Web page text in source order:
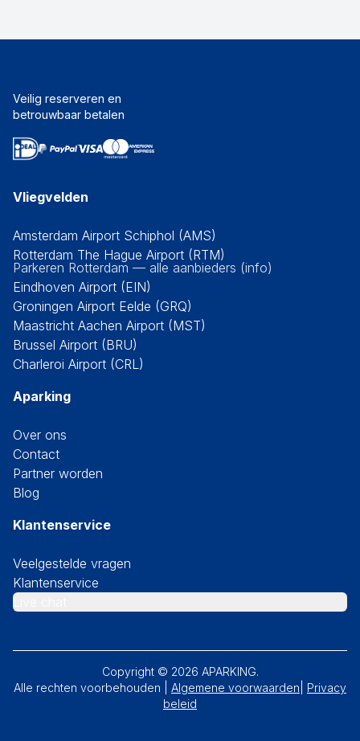
Veilig reserveren en
betrouwbaar betalen
Vliegvelden
Amsterdam Airport Schiphol (AMS)
Rotterdam The Hague Airport (RTM)
Parkeren Rotterdam — alle aanbieders (info)
Eindhoven Airport (EIN)
Groningen Airport Eelde (GRQ)
Maastricht Aachen Airport (MST)
Brussel Airport (BRU)
Charleroi Airport (CRL)
Aparking
Over ons
Contact
Partner worden
Blog
Klantenservice
Veelgestelde vragen
Klantenservice
Copyright © 2026 APARKING.
Alle rechten voorbehouden |
Algemene voorwaarden
Privacy
beleid